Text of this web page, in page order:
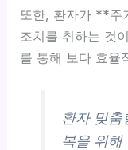
또한, 환자가 **주
조치를 취하는 것
를 통해 보다 효율
환자 맞춤
복을 위해